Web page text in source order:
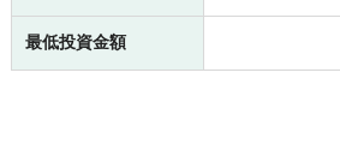
最低投資金額